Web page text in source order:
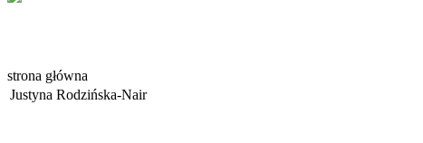
strona główna
Justyna Rodzińska-Nair